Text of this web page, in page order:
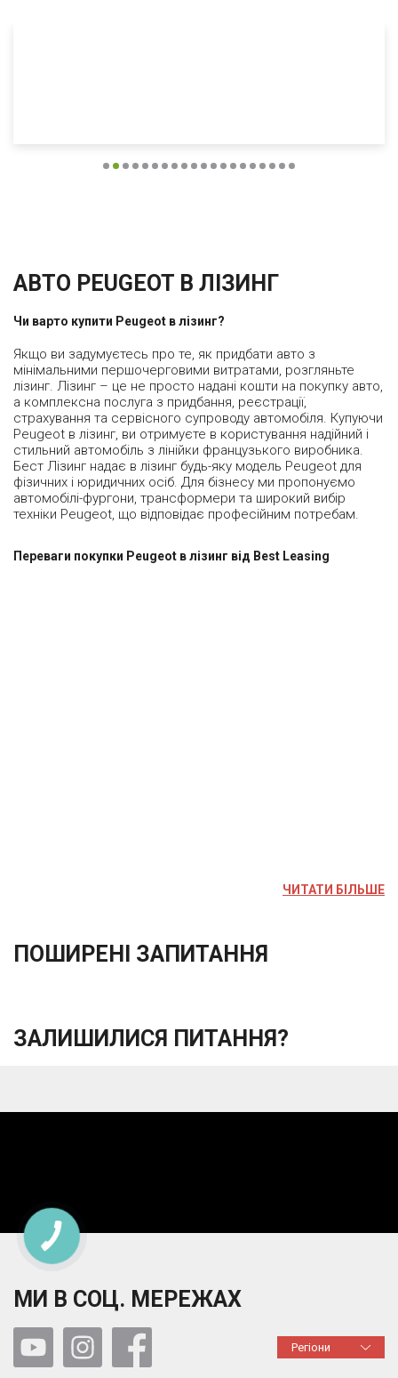
АВТО PEUGEOT В ЛІЗИНГ
Чи варто купити Peugeot в лізинг?
Якщо ви задумуєтесь про те, як придбати авто з
мінімальними першочерговими витратами, розгляньте
лізинг. Лізинг – це не просто надані кошти на покупку авто,
а комплексна послуга з придбання, реєстрації,
страхування та сервісного супроводу автомобіля. Купуючи
Peugeot в лізинг, ви отримуєте в користування надійний і
стильний автомобіль з лінійки французького виробника.
Бест Лізинг надає в лізинг будь-яку модель Peugeot для
фізичних і юридичних осіб. Для бізнесу ми пропонуємо
автомобілі-фургони, трансформери та широкий вибір
техніки Peugeot, що відповідає професійним потребам.
Переваги покупки Peugeot в лізинг від Best Leasing
ЧИТАТИ БІЛЬШЕ
ПОШИРЕНІ ЗАПИТАННЯ
ЗАЛИШИЛИСЯ ПИТАННЯ?
МИ В СОЦ. МЕРЕЖАХ
Регіони